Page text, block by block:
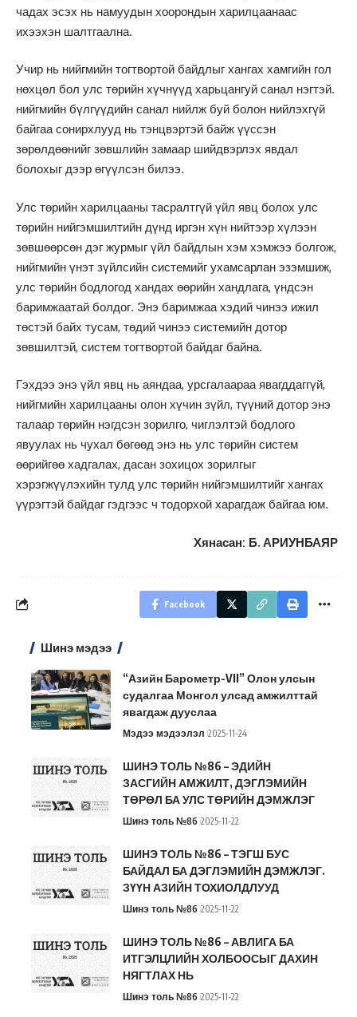
чадах эсэх нь намуудын хоорондын харилцаанаас
ихээхэн шалтгаална.
Учир нь нийгмийн тогтвортой байдлыг хангах хамгийн гол
нөхцөл бол улс төрийн хүчнүүд харьцангуй санал нэгтэй.
нийгмийн бүлгүүдийн санал нийлж буй болон нийлэхгүй
байгаа сонирхлууд нь тэнцвэртэй байж үүссэн
зөрөлдөөнийг зөвшлийн замаар шийдвэрлэх явдал
болохыг дээр өгүүлсэн билээ.
Улс төрийн харилцааны тасралтгүй үйл явц болох улс
төрийн нийгэмшилтийн дүнд иргэн хүн нийтээр хүлээн
зөвшөөрсөн дэг журмыг үйл байдлын хэм хэмжээ болгож,
нийгмийн үнэт зүйлсийн системийг ухамсарлан эзэмшиж,
улс төрийн бодлогод хандах өөрийн хандлага, үндсэн
баримжаатай болдог. Энэ баримжаа хэдий чинээ ижил
төстэй байх тусам, төдий чинээ системийн дотор
зөвшилтэй, систем тогтвортой байдаг байна.
Гэхдээ энэ үйл явц нь аяндаа, урсгалаараа явагддаггүй,
нийгмийн харилцааны олон хүчин зүйл, түүний дотор энэ
талаар төрийн нэгдсэн зорилго, чиглэлтэй бодлого
явуулах нь чухал бөгөөд энэ нь улс төрийн систем
өөрийгөө хадгалах, дасан зохицох зорилгыг
хэрэгжүүлэхийн тулд улс төрийн нийгэмшилтийг хангах
үүрэгтэй байдаг гэдгээс ч тодорхой харагдаж байгаа юм.
Хянасан: Б. АРИУНБАЯР
Facebook
Шинэ мэдээ
“Азийн Барометр-VII” Олон улсын
судалгаа Монгол улсад амжилттай
явагдаж дууслаа
Мэдээ мэдээлэл 2025-11-24
ШИНЭ ТОЛЬ №86 – ЭДИЙН
ЗАСГИЙН АМЖИЛТ, ДЭГЛЭМИЙН
ТӨРӨЛ БА УЛС ТӨРИЙН ДЭМЖЛЭГ
Шинэ толь №86 2025-11-22
ШИНЭ ТОЛЬ №86 – ТЭГШ БУС
БАЙДАЛ БА ДЭГЛЭМИЙН ДЭМЖЛЭГ.
ЗҮҮН АЗИЙН ТОХИОЛДЛУУД
Шинэ толь №86 2025-11-22
ШИНЭ ТОЛЬ №86 – АВЛИГА БА
ИТГЭЛЦЛИЙН ХОЛБООСЫГ ДАХИН
НЯГТЛАХ НЬ
Шинэ толь №86 2025-11-22